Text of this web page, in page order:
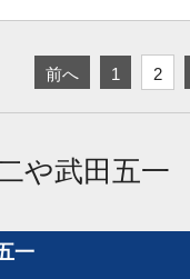
前へ 1 2
や武田五一
一